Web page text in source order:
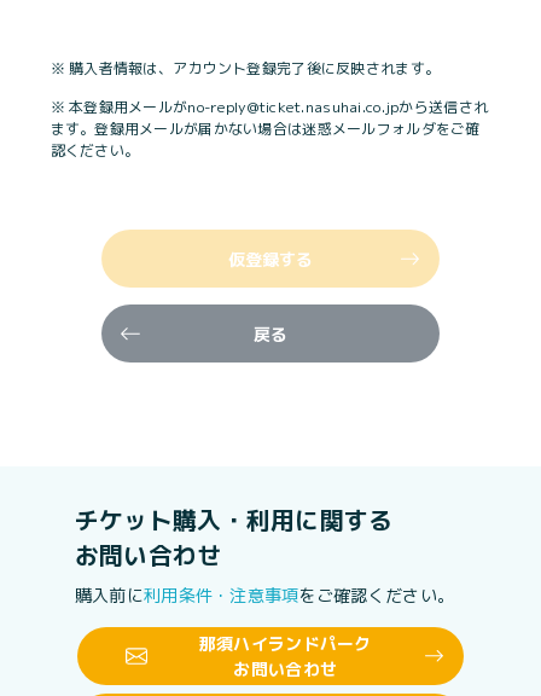
※ 購入者情報は、アカウント登録完了後に反映されます。
※ 本登録用メールがno-reply@ticket.nasuhai.co.jpから送信され
ます。登録用メールが届かない場合は迷惑メールフォルダをご確
認ください。
仮登録する
戻る
チケット購入・利用に関する
お問い合わせ
購入前に利用条件・注意事項をご確認ください。
那須ハイランドパーク
お問い合わせ